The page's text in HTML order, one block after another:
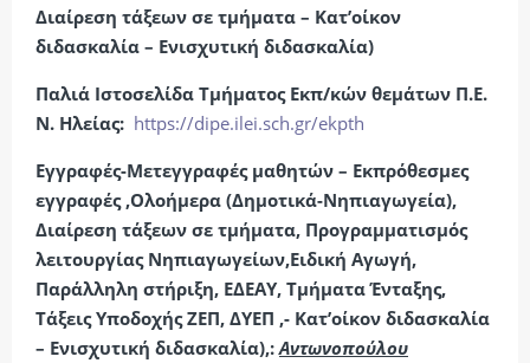
Διαίρεση τάξεων σε τμήματα – Κατ’οίκον
διδασκαλία – Ενισχυτική διδασκαλία)
Παλιά Ιστοσελίδα Τμήματος Εκπ/κών θεμάτων Π.Ε.
Ν. Ηλείας: https://dipe.ilei.sch.gr/ekpth
Εγγραφές-Μετεγγραφές μαθητών – Εκπρόθεσμες
εγγραφές ,Ολοήμερα (Δημοτικά-Νηπιαγωγεία),
Διαίρεση τάξεων σε τμήματα, Προγραμματισμός
λειτουργίας Νηπιαγωγείων,Ειδική Αγωγή,
Παράλληλη στήριξη, ΕΔΕΑΥ, Τμήματα Ένταξης,
Τάξεις Υποδοχής ΖΕΠ, ΔΥΕΠ ,- Κατ’οίκον διδασκαλία
– Ενισχυτική διδασκαλία),: Αντωνοπούλου